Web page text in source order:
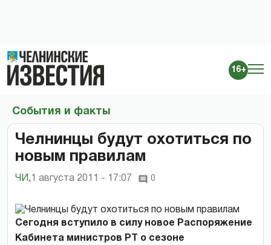
16+
События и факты
Челнинцы будут охотиться по
новым правилам
ЧИ , 1 августа 2011 - 17:07 0
Сегодня вступило в силу новое Распоряжение
Кабинета министров РТ о сезоне